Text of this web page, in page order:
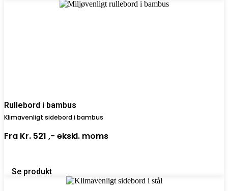
Rullebord i bambus
Klimavenligt sidebord i bambus
Fra Kr. 521 ,- ekskl. moms
Se produkt